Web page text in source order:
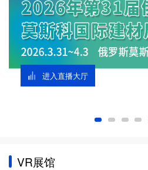
直播大厅
VR展馆